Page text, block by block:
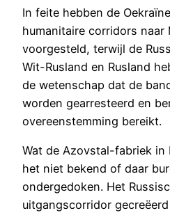
In feite hebben de
humanitaire corridors naar
voorgesteld, terwijl de
Wit-Rusland en Rusland
de wetenschap dat de
worden gearresteerd en
overeenstemming bereikt.
Wat de Azovstal-fabriek in
het niet bekend of daar
ondergedoken. Het
uitgangscorridor